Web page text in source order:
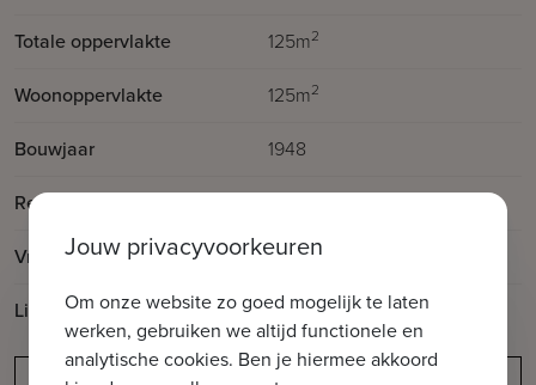
Totale oppervlakte
125m2
Woonoppervlakte 125m2
Bouwjaar
1948
Renovatiejaar
Vrij op
Vanaf akte
Lift aanwezig
Ja
Jouw privacyvoorkeuren
Om onze website zo goed mogelijk te laten
werken, gebruiken we altijd functionele en
analytische cookies. Ben je hiermee akkoord